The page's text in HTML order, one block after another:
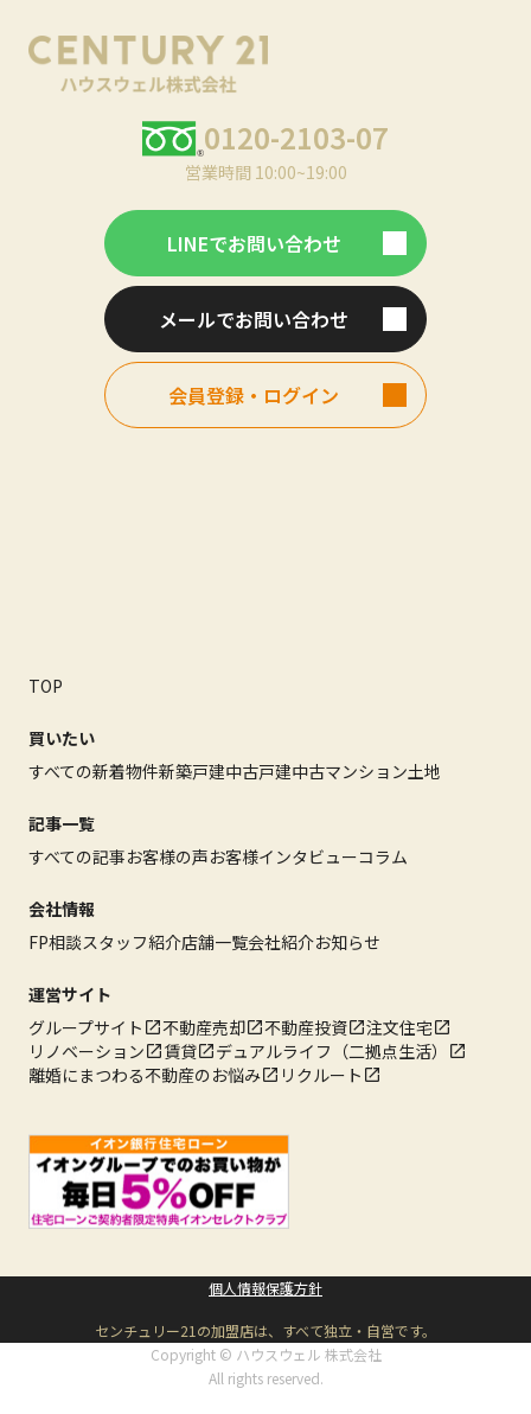
0120-2103-07
営業時間 10:00~19:00
LINEでお問い合わせ
メールでお問い合わせ
会員登録・ログイン
TOP
買いたい
すべての新着物件新築戸建中古戸建中古マンション土地
記事一覧
すべての記事お客様の声お客様インタビューコラム
会社情報
FP相談スタッフ紹介店舗一覧会社紹介お知らせ
運営サイト
グループサイト
不動産売却 不動産投資
注文住宅
リノベーション
賃貸
デュアルライフ（二拠点生活）
離婚にまつわる不動産のお悩み
リクルート
個人情報保護方針
センチュリー21の加盟店は、すべて独立・自営です。
Copyright © ハウスウェル 株式会社
All rights reserved.